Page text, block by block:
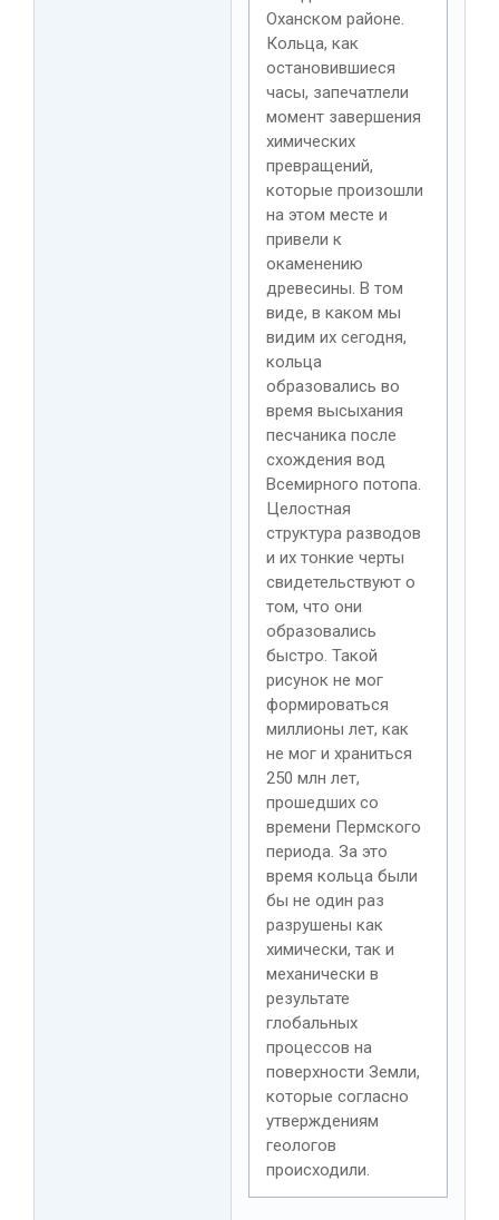
Оханском районе.
Кольца, как
остановившиеся
часы, запечатлели
момент завершения
химических
превращений,
которые произошли
на этом месте и
привели к
окаменению
древесины. В том
виде, в каком мы
видим их сегодня,
кольца
образовались во
время высыхания
песчаника после
схождения вод
Всемирного потопа.
Целостная
структура разводов
и их тонкие черты
свидетельствуют о
том, что они
образовались
быстро. Такой
рисунок не мог
формироваться
миллионы лет, как
не мог и храниться
250 млн лет,
прошедших со
времени Пермского
периода. За это
время кольца были
бы не один раз
разрушены как
химически, так и
механически в
результате
глобальных
процессов на
поверхности Земли,
которые согласно
утверждениям
геологов
происходили.